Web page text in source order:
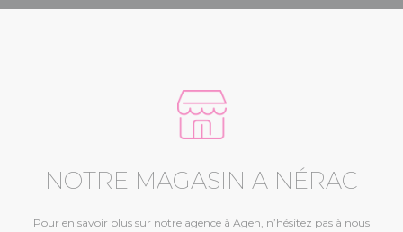
NOTRE MAGASIN A NÉRAC
Pour en savoir plus sur notre agence à Agen, n’hésitez pas à nous